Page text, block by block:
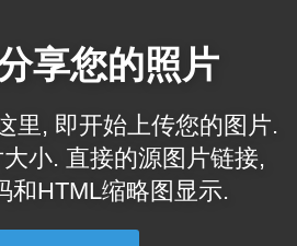
享您的照片
里, 即开始上传您的图片.
小. 直接的源图片链接,
和HTML缩略图显示.